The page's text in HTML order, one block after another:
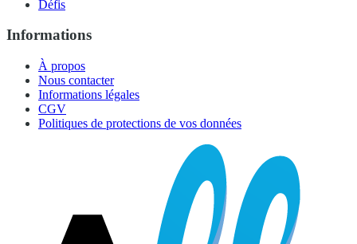
Défis
Informations
À propos
Nous contacter
Informations légales
CGV
Politiques de protections de vos données